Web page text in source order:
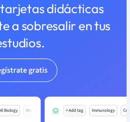
didácticas
a sobresalir en tus
gratis
Biology Mo + Add tag Immunology